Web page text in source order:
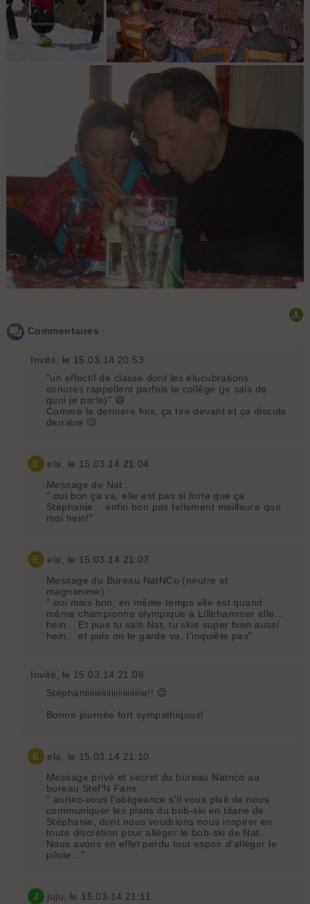
fin de journée : Et pour finir !!!!
Commentaires
Invité, le 15.03.14 20:53
"un effectif de classe dont les élucubrations
sonores rappellent parfois le collège (je sais de
quoi je parle)" 😄
Comme la derniere fois, ça tire devant et ça discute
derrière 😉
E ela, le 15.03.14 21:04
Message de Nat :
" oui bon ça va, elle est pas si forte que ça
Stéphanie... enfin bon pas tellement meilleure que
moi hein!"
E ela, le 15.03.14 21:07
Message du Bureau NatNCo (neutre et
magnanime) :
" oui mais bon, en même temps elle est quand
même championne olympique à Lillehammer elle...
hein... Et puis tu sais Nat, tu skie super bien aussi
hein... et puis on te garde va, t'inquiète pas"
Invité, le 15.03.14 21:08
Stéphaniiiiiiiiiiiiiiiiiiiiiiiie!! 😊
Bonne journée fort sympathiqous!
E ela, le 15.03.14 21:10
Message privé et secret du bureau Natnco au
bureau Stef'N Fans
" auriez-vous l'obligeance s'il vous plait de nous
communiquer les plans du bob-ski en titane de
Stéphanie, dont nous voudrions nous inspirer en
toute discrétion pour alléger le bob-ski de Nat...
Nous avons en effet perdu tout espoir d'alléger le
pilote..."
J juju, le 15.03.14 21:11